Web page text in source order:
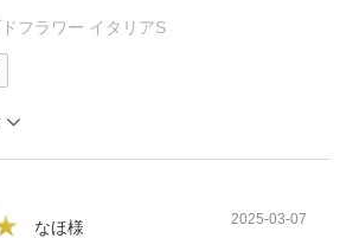
フラワー イタリアS
なほ様 2025-03-07